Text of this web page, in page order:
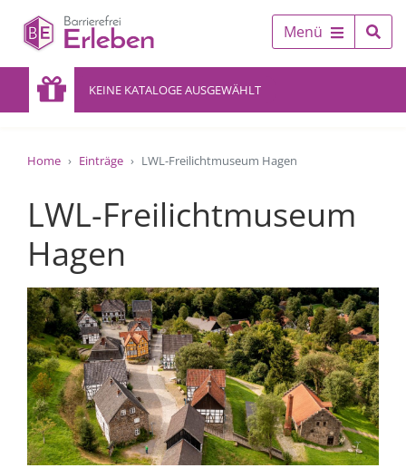
Menü
KEINE KATALOGE AUSGEWÄHLT
Home Einträge LWL-Freilichtmuseum Hagen
LWL-Freilichtmuseum
Hagen